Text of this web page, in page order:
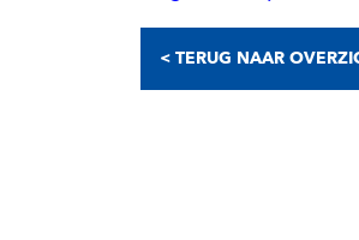
< TERUG NAAR